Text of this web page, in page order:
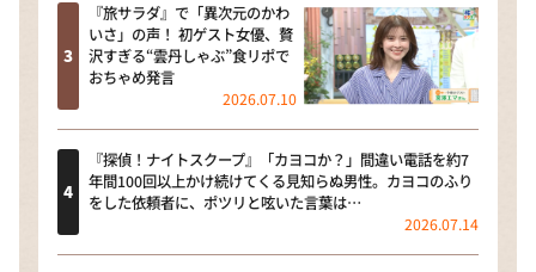
『旅サラダ』で「異次元のかわ
いさ」の声！ 初ゲスト女優、贅
沢すぎる“雲丹しゃぶ”食リポで
おちゃめ発言
2026.07.10
『探偵！ナイトスクープ』「カヨコか？」間違い電話を約7
年間100回以上かけ続けてくる見知らぬ男性。カヨコのふり
をした依頼者に、ポツリと呟いた言葉は…
2026.07.14